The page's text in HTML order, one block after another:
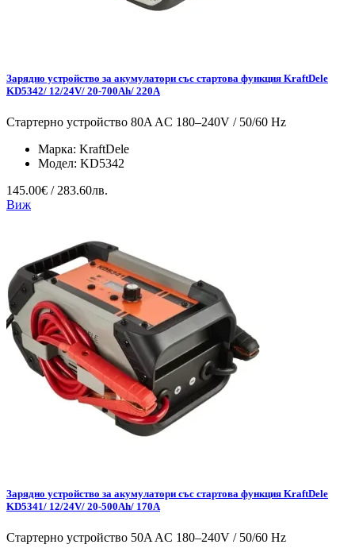
Зарядно устройство за акумулатори със стартова функция KraftDele
KD5342/ 12/24V/ 20-700Ah/ 220A
Стартерно устройство 80A AC 180–240V / 50/60 Hz
Марка: KraftDele
Модел: KD5342
145.00€ / 283.60лв.
Виж
Зарядно устройство за акумулатори със стартова функция KraftDele
KD5341/ 12/24V/ 20-500Ah/ 170A
Стартерно устройство 50A AC 180–240V / 50/60 Hz